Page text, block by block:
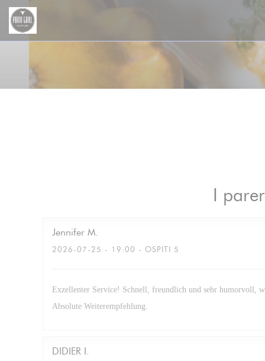
Personalizzazione delle tue scelte sui cookie
I
Jennifer M
2026-07-25 - 19:00 - OSPITI 5
Exzellenter Service! Schnell, freundlich und sehr humorvoll,
Absolute Weiterempfehlung.
DIDIER I